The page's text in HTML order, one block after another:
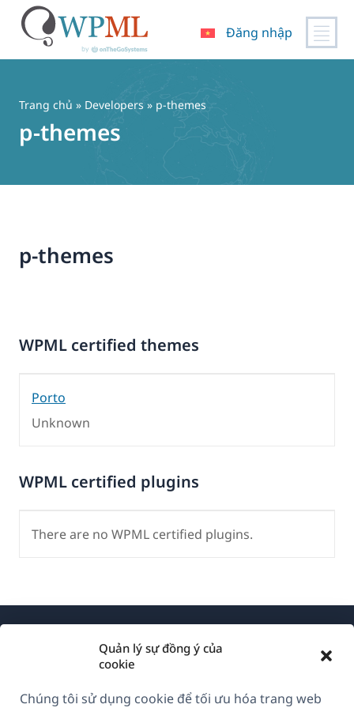
Quản lý sự đồng ý của
cookie
Chúng tôi sử dụng cookie để tối ưu hóa trang web
Đăng nhập
Trang chủ » Developers » p-themes
p-themes
p-themes
WPML certified themes
Porto
Unknown
WPML certified plugins
There are no WPML certified plugins.